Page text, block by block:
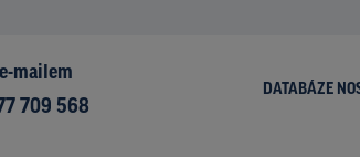
mailem
709 568
DATABÁZE